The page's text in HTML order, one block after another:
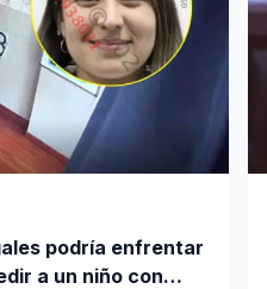
podría enfrentar
a un niño con